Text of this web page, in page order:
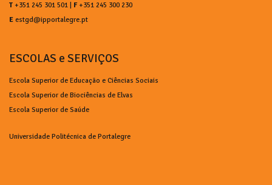
T +351 245 301 501 | F+351 245 300 230
E estgd@ipportalegre.pt
ESCOLAS e SERVIÇOS
Escola Superior de Educação e Ciências Sociais
Escola Superior de Biociências de Elvas
Escola Superior de Saúde
Universidade Politécnica de Portalegre